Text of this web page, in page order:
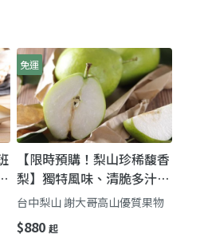
免運
【限時預購！梨山珍稀馥香
梨】獨特風味、清脆多汁令
人驚艷的特殊品種梨
台中梨山 謝大哥高山優質果物
$880 起